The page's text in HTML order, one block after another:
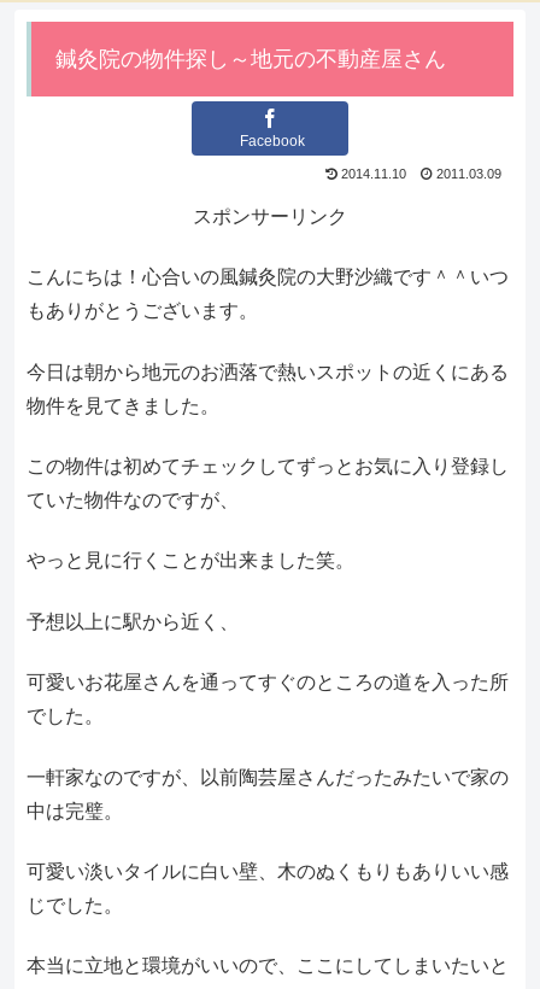
鍼灸院の物件探し～地元の不動産屋さん
Facebook
2014.11.10 2011.03.09
スポンサーリンク
こんにちは！心合いの風鍼灸院の大野沙織です＾＾いつ
もありがとうございます。
今日は朝から地元のお洒落で熱いスポットの近くにある
物件を見てきました。
この物件は初めてチェックしてずっとお気に入り登録し
ていた物件なのですが、
やっと見に行くことが出来ました笑。
予想以上に駅から近く、
可愛いお花屋さんを通ってすぐのところの道を入った所
でした。
一軒家なのですが、以前陶芸屋さんだったみたいで家の
中は完璧。
可愛い淡いタイルに白い壁、木のぬくもりもありいい感
じでした。
本当に立地と環境がいいので、ここにしてしまいたいと